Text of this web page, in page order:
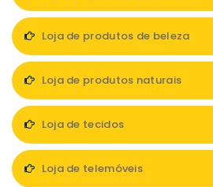
Loja de produtos de beleza
Loja de produtos naturais
Loja de tecidos
Loja de telemóveis